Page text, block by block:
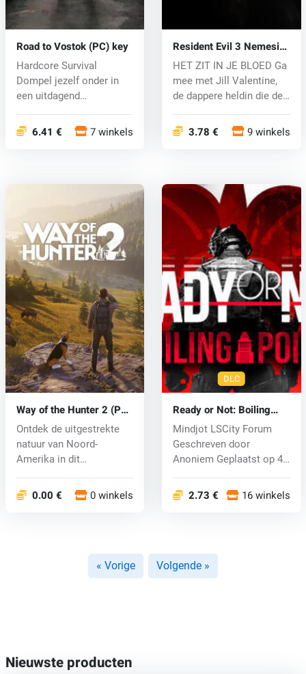
Road to Vostok (PC) key
Hardcore Survival
Dompel jezelf onder in
een uitdagend
6.41 € 7 winkels
Resident Evil 3 Nemesis
(1999) (PC) key
HET ZIT IN JE BLOED Ga
mee met Jill Valentine,
de dappere heldin die de
3.78 € 9 winkels
Way of the Hunter 2 (PC)
key
Ontdek de uitgestrekte
natuur van Noord-
Amerika in dit
0.00 € 0 winkels
DLC
Ready or Not: Boiling
Point (PC) key
Mindjot LSCity Forum
Geschreven door
Anoniem Geplaatst op 4
2.73 € 16 winkels
« Vorige Volgende »
Nieuwste producten